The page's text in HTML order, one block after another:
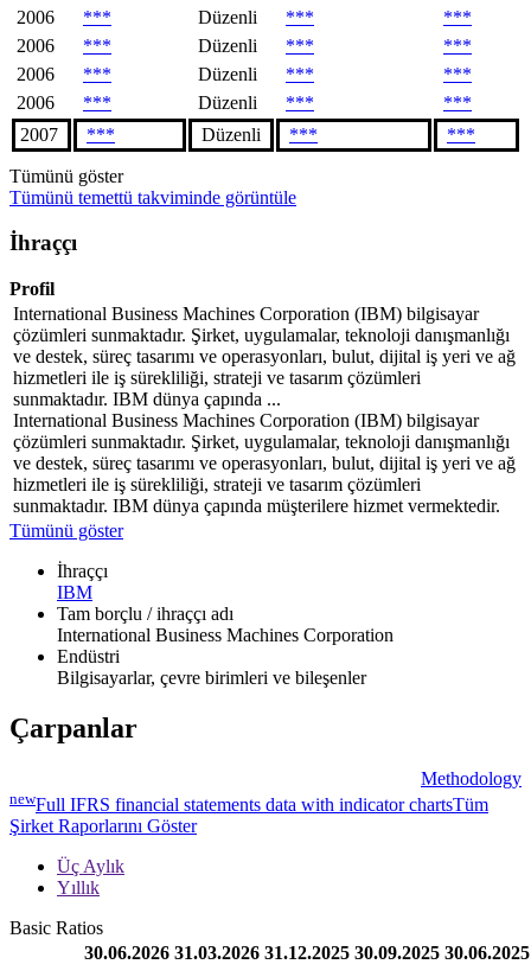
2006
*** Düzenli ***
***
2006
*** Düzenli ***
***
2006
*** Düzenli ***
***
2006
*** Düzenli ***
***
2007
*** Düzenli *** ***
Tümünü göster
Tümünü temettü takviminde görüntüle
İhraççı
Profil
International Business Machines Corporation (IBM) bilgisayar
çözümleri sunmaktadır. Şirket, uygulamalar, teknoloji danışmanlığı
ve destek, süreç tasarımı ve operasyonları, bulut, dijital iş yeri ve ağ
hizmetleri ile iş sürekliliği, strateji ve tasarım çözümleri
sunmaktadır. IBM dünya çapında ...
International Business Machines Corporation (IBM) bilgisayar
çözümleri sunmaktadır. Şirket, uygulamalar, teknoloji danışmanlığı
ve destek, süreç tasarımı ve operasyonları, bulut, dijital iş yeri ve ağ
hizmetleri ile iş sürekliliği, strateji ve tasarım çözümleri
sunmaktadır. IBM dünya çapında müşterilere hizmet vermektedir.
Tümünü göster
İhraççı
IBM
Tam borçlu / ihraççı adı
International Business Machines Corporation
Endüstri
Bilgisayarlar, çevre birimleri ve bileşenler
Çarpanlar
Methodology
newFull IFRS financial statements data with indicator chartsTüm
Şirket Raporlarını Göster
Üç Aylık
Yıllık
Basic Ratios
30.06.2026 31.03.2026 31.12.2025 30.09.2025 30.06.2025